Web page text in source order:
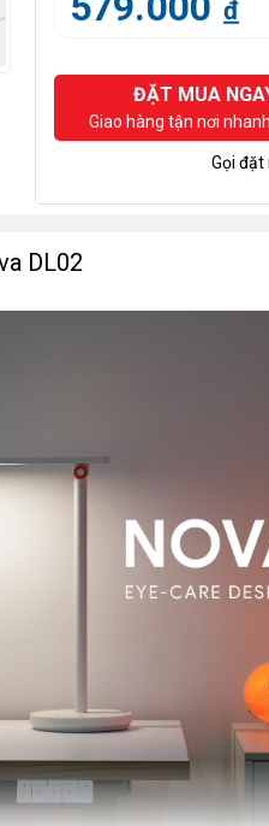
đ
ĐẶT MUA
Giao hàng tận nơi
Gọi đặt
DL02